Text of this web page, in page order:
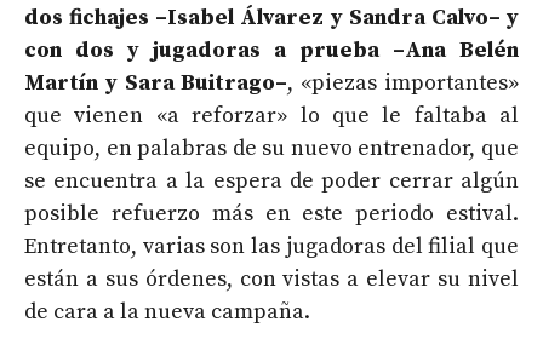
dos fichajes –Isabel Álvarez y Sandra Calvo– y
con dos y jugadoras a prueba –Ana Belén
Martín y Sara Buitrago–, «piezas importantes»
que vienen «a reforzar» lo que le faltaba al
equipo, en palabras de su nuevo entrenador, que
se encuentra a la espera de poder cerrar algún
posible refuerzo más en este periodo estival.
Entretanto, varias son las jugadoras del filial que
están a sus órdenes, con vistas a elevar su nivel
de cara a la nueva campaña.